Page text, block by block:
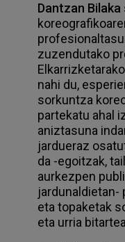
Dantzan Bilaka
zuzendutako
nahi du,
sorkuntza
partekatu ahal
aniztasuna
jardueraz
da -egoitzak,
aurkezpen
eta topaketak
eta urria